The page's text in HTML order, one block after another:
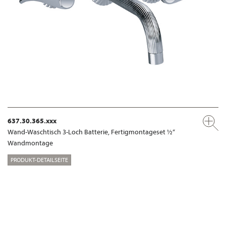
637.30.365.xxx
Wand-Waschtisch 3-Loch Batterie, Fertigmontageset ½“
Wandmontage
PRODUKT-DETAILSEITE